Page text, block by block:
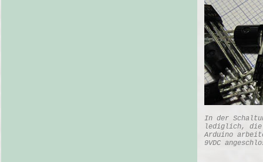
In der
lediglich, die
Arduino
9VDC